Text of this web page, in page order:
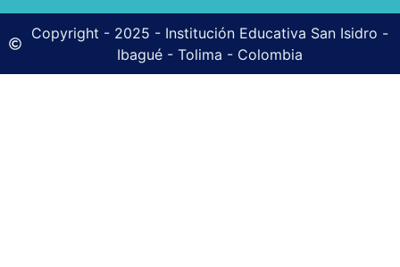
Copyright - 2025 - Institución Educativa San Isidro -
Ibagué - Tolima - Colombia